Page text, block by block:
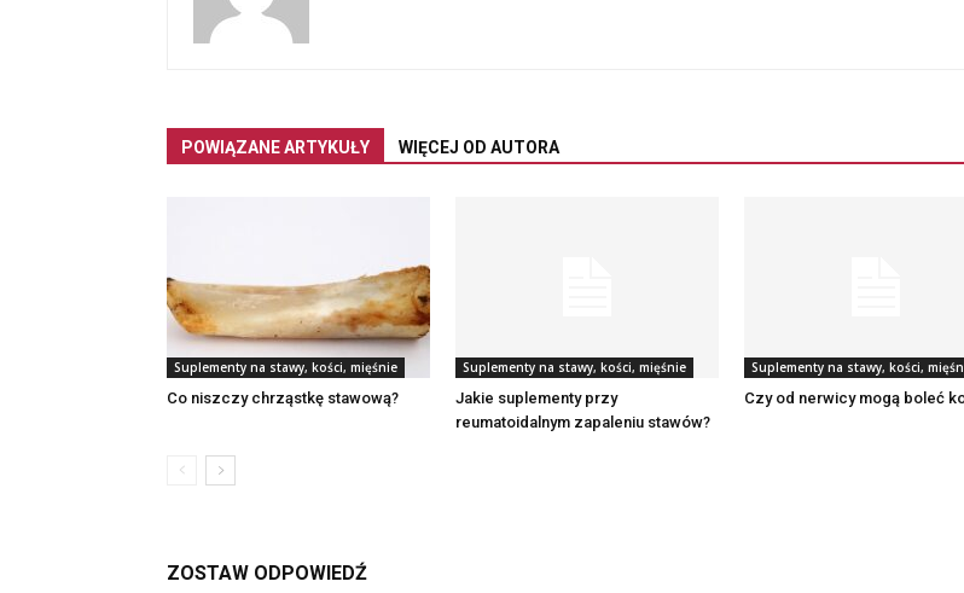
POWIĄZANE ARTYKUŁY WIĘCEJ OD AUTORA
Suplementy na stawy, kości, mięśnie
Co niszczy chrząstkę stawową?
Suplementy na stawy, kości, mięśnie
Jakie suplementy przy
reumatoidalnym zapaleniu stawów?
Suplementy na stawy, kości,
Czy od nerwicy mogą boleć
ZOSTAW ODPOWIEDŹ